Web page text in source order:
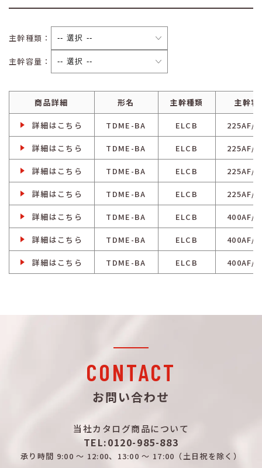
主幹種類：
主幹容量：
商品詳細 形名 主幹種類 主幹容
詳細はこちら TDME-BA ELCB 225AF/
詳細はこちら TDME-BA ELCB 225AF/
詳細はこちら TDME-BA ELCB 225AF/
詳細はこちら TDME-BA ELCB 225AF/
詳細はこちら TDME-BA ELCB 400AF/
詳細はこちら TDME-BA ELCB 400AF/
詳細はこちら TDME-BA ELCB 400AF/
CONTACT
お問い合わせ
当社カタログ商品について
TEL:0120-985-883
承り時間 9:00 ～ 12:00、13:00 ～ 17:00 （土日祝を除く）